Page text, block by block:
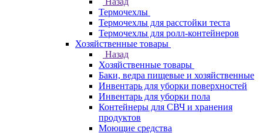
Термочехлы
Термочехлы для расстойки теста
Термочехлы для ролл-контейнеров
Хозяйственные товары
Назад
Хозяйственные товары
Баки, ведра пищевые и хозяйственные
Инвентарь для уборки поверхностей
Инвентарь для уборки пола
Контейнеры для СВЧ и хранения
продуктов
Моющие средства